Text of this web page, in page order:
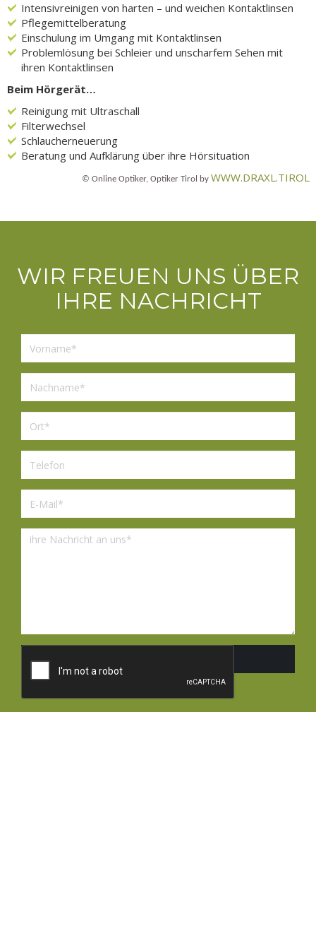
Intensivreinigen von harten – und weichen Kontaktlinsen
Pflegemittelberatung
Einschulung im Umgang mit Kontaktlinsen
Problemlösung bei Schleier und unscharfem Sehen mit
ihren Kontaktlinsen
Beim Hörgerät…
Reinigung mit Ultraschall
Filterwechsel
Schlaucherneuerung
Beratung und Aufklärung über ihre Hörsituation
© Online Optiker, Optiker Tirol by WWW.DRAXL.TIROL
WIR FREUEN UNS ÜBER
IHRE NACHRICHT